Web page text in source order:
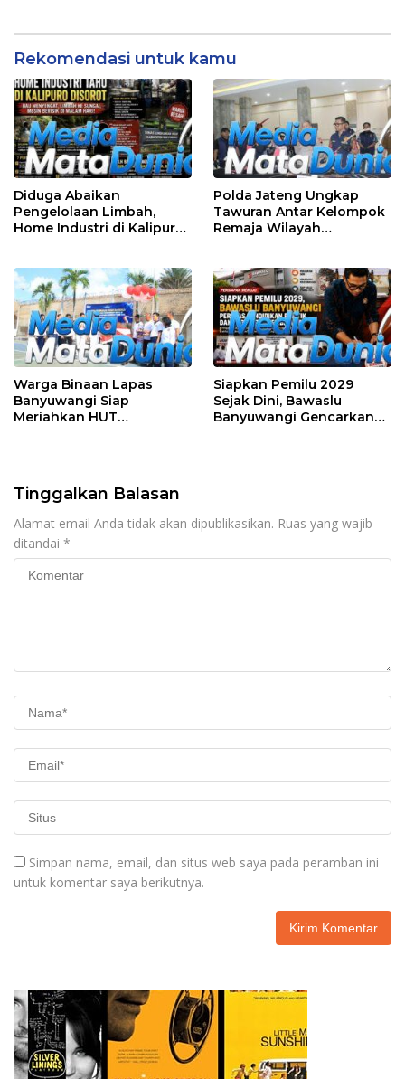
Rekomendasi untuk kamu
Diduga Abaikan
Pengelolaan Limbah,
Home Industri di Kalipuro
Mesin di Malam Hari
Polda Jateng Ungkap
Tawuran Antar Kelompok
Remaja Wilayah
Warga Binaan Lapas
Banyuwangi Siap
Meriahkan HUT
Siapkan Pemilu 2029
Sejak Dini, Bawaslu
Banyuwangi Gencarkan
Tinggalkan Balasan
Alamat email Anda tidak akan dipublikasikan. Ruas yang wajib
ditandai *
Simpan nama, email, dan situs web saya pada peramban ini
untuk komentar saya berikutnya.